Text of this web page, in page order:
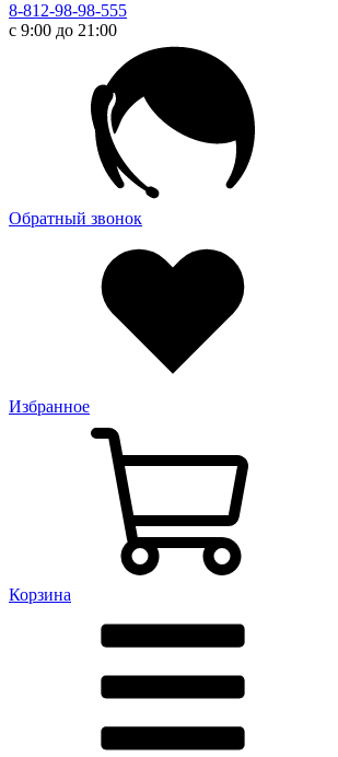
8-812-98-98-555
с 9:00 до 21:00
Обратный звонок
Избранное
Корзина